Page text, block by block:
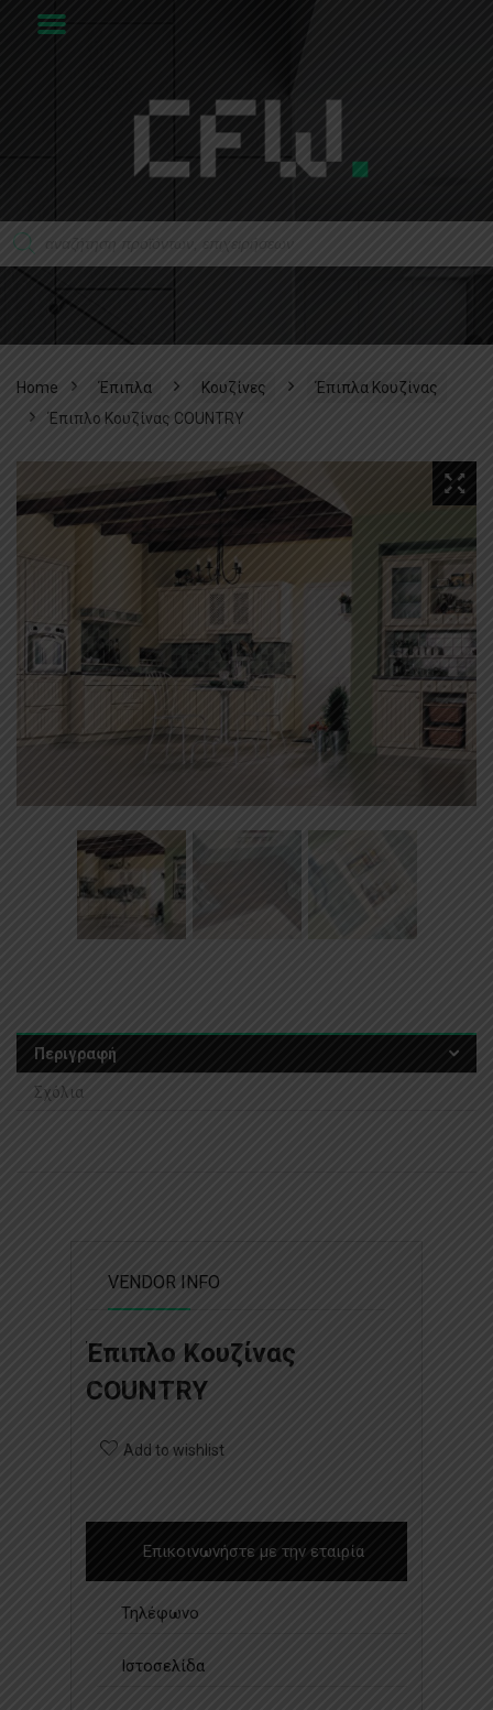
Home Έπιπλα Κουζίνες
Έπιπλα Κουζίνας
Έπιπλο Κουζίνας COUNTRY
Περιγραφή
Σχόλια
VENDOR INFO
Έπιπλο Κουζίνας
COUNTRY
Add to wishlist
Επικοινωνήστε με την εταιρία
Τηλέφωνο
Ιστοσελίδα